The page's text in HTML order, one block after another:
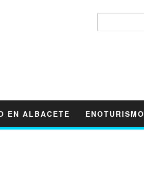
EN ALBACETE ENOTURISMO